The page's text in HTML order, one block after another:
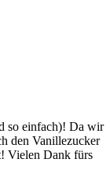
so einfach)! Da wir
den Vanillezucker
Vielen Dank fürs